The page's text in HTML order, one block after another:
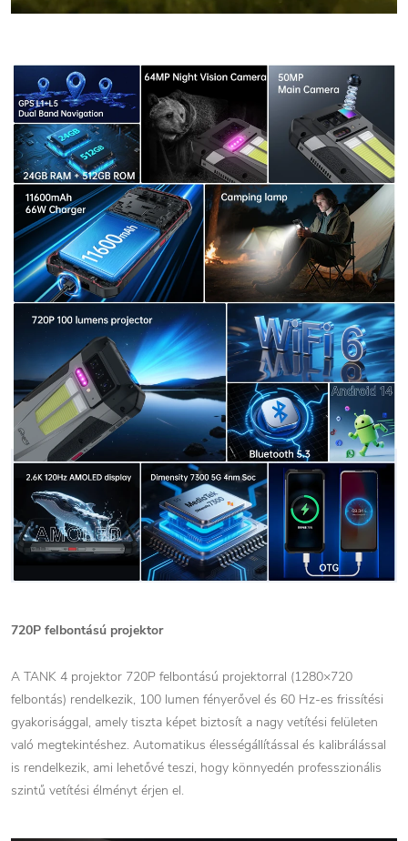
720P felbontású projektor
A TANK 4 projektor 720P felbontású projektorral (1280×720
felbontás) rendelkezik, 100 lumen fényerővel és 60 Hz-es frissítési
gyakorisággal, amely tiszta képet biztosít a nagy vetítési felületen
való megtekintéshez. Automatikus élességállítással és kalibrálással
is rendelkezik, ami lehetővé teszi, hogy könnyedén professzionális
szintű vetítési élményt érjen el.